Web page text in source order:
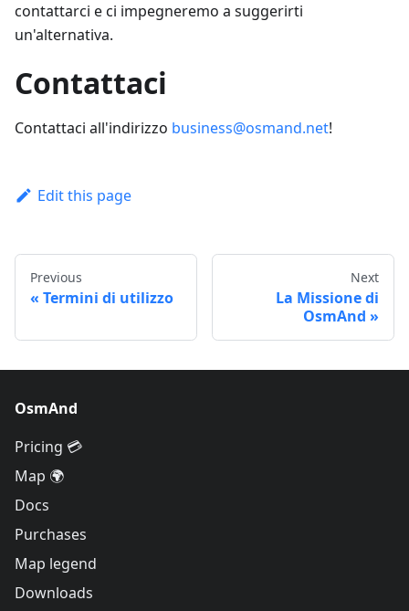
contattarci e ci impegneremo a suggerirti
un'alternativa.
Contattaci
Contattaci all'indirizzo business@osmand.net!
Edit this page
Previous
Termini di utilizzo
Next
La Missione di
OsmAnd
OsmAnd
Pricing 💳
Map 🌍
Docs
Purchases
Map legend
Downloads